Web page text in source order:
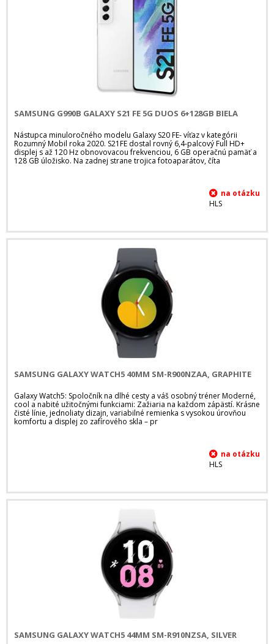
SAMSUNG G990B GALAXY S21 FE 5G DUOS 6+128GB BIELA
Nástupca minuloročného modelu Galaxy S20 FE- víťaz v kategórii
Rozumný Mobil roka 2020. S21FE dostal rovný 6,4-palcový Full HD+
displej s až 120 Hz obnovovacou frekvenciou, 6 GB operačnú pamäť a
128 GB úložisko. Na zadnej strane trojica fotoaparátov, číta
HLS
SAMSUNG GALAXY WATCH5 40MM SM-R900NZAA, GRAPHITE
Galaxy Watch5: Spoločník na dlhé cesty a váš osobný tréner Moderné,
cool a nabité užitočnými funkciami: Zažiaria na každom zápästí. Krásne
čisté línie, jednoliaty dizajn, variabilné remienka s vysokou úrovňou
komfortu a displej zo zafírového skla – pr
HLS
SAMSUNG GALAXY WATCH5 44MM SM-R910NZSA, SILVER